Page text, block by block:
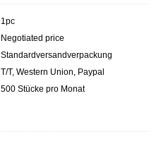
1pc
Negotiated price
Standardversandverpackung
T/T, Western Union, Paypal
500 Stücke pro Monat